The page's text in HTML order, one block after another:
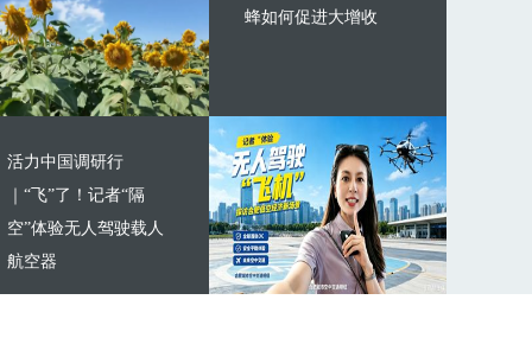
蜂如何促进大增收
活力中国调研行
｜“飞”了！记者“隔
空”体验无人驾驶载人
航空器